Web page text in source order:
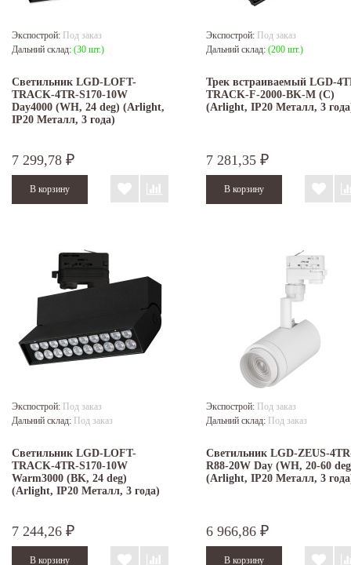
Экспострой: Под заказ
Дальний склад: (30 шт.)
Светильник LGD-LOFT-
TRACK-4TR-S170-10W
Day4000 (WH, 24 deg) (Arlight,
IP20 Металл, 3 года)
7 299,78 ₽
Экспострой: Под заказ
Дальний склад: (200 шт.)
Трек встраиваемый LGD-
TRACK-F-2000-BK-M (C)
(Arlight, IP20 Металл, 3
7 281,35 ₽
Экспострой: Под заказ
Дальний склад: Под заказ
Светильник LGD-LOFT-
TRACK-4TR-S170-10W
Warm3000 (BK, 24 deg)
(Arlight, IP20 Металл, 3 года)
7 244,26 ₽
Экспострой: Под заказ
Дальний склад: Под заказ
Светильник LGD-ZEUS-
R88-20W Day (WH, 20-60
(Arlight, IP20 Металл, 3
6 966,86 ₽